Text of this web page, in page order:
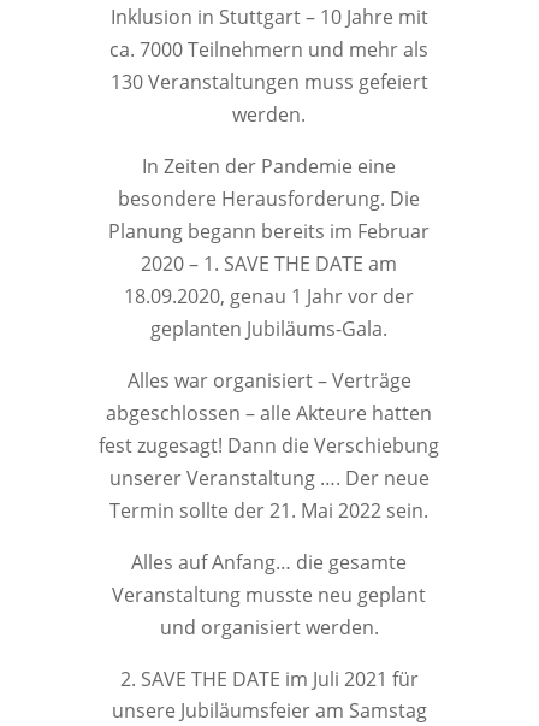
Inklusion in Stuttgart – 10 Jahre mit
ca. 7000 Teilnehmern und mehr als
130 Veranstaltungen muss gefeiert
werden.
In Zeiten der Pandemie eine
besondere Herausforderung. Die
Planung begann bereits im Februar
2020 – 1. SAVE THE DATE am
18.09.2020, genau 1 Jahr vor der
geplanten Jubiläums-Gala.
Alles war organisiert – Verträge
abgeschlossen – alle Akteure hatten
fest zugesagt! Dann die Verschiebung
unserer Veranstaltung …. Der neue
Termin sollte der 21. Mai 2022 sein.
Alles auf Anfang… die gesamte
Veranstaltung musste neu geplant
und organisiert werden.
SAVE THE DATE im Juli 2021 für
unsere Jubiläumsfeier am Samstag